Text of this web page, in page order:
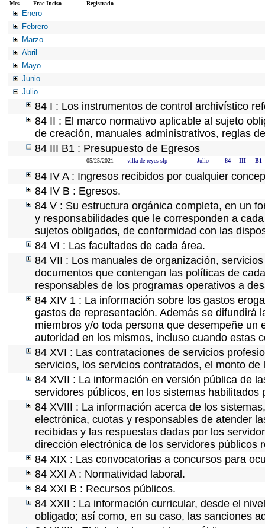
Mes Frac-Inciso Registrado
Enero
Febrero
Marzo
Abril
Mayo
Junio
Julio
84 I : Los instrumentos de control archivístico
84 II : El marco normativo aplicable al sujeto
de creación, manuales administrativos, reglas
84 III B1 : Presupuesto de Egresos
05/25/2021 villa de reyes slp Julio 84 III B1
84 IV A : Ingresos recibidos por cualquier
84 IV B : Egresos.
84 V : Su estructura orgánica completa, en un
y responsabilidades que le corresponden a
sujetos obligados, de conformidad con las
84 VI : Las facultades de cada área.
84 VII : Los manuales de organización,
documentos que contengan las políticas de
responsables de los programas operativos a
84 XIV 1 : La información sobre los gastos
gastos de representación. Además se difundirá
miembros y/o toda persona que desempeñe
autoridad en los mismos, incluso cuando estas
84 XVI : Las contrataciones de servicios
servicios, los servicios contratados, el monto
84 XVII : La información en versión pública de
servidores públicos, en los sistemas
84 XVIII : La información acerca de los
electrónica, cuotas y responsables de atender
recibidas y las respuestas dadas por los
dirección electrónica de los servidores públicos
84 XIX : Las convocatorias a concursos para
84 XXI A : Normatividad laboral.
84 XXI B : Recursos públicos.
84 XXII : La información curricular, desde el
obligado; así como, en su caso, las sanciones